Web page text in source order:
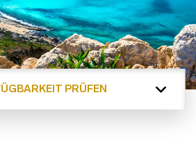
PRÜFEN